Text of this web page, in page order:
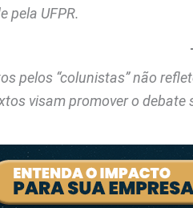
pela UFPR.
pelos “colunistas” não
visam promover o